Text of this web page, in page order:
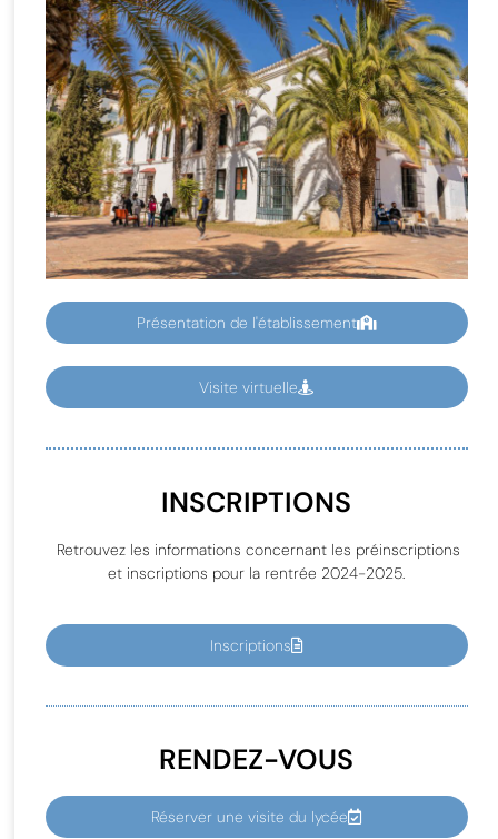
Présentation de l'établissement
Visite virtuelle
INSCRIPTIONS
Retrouvez les informations concernant les préinscriptions
et inscriptions pour la rentrée 2024-2025.
Inscriptions
RENDEZ-VOUS
Réserver une visite du lycée